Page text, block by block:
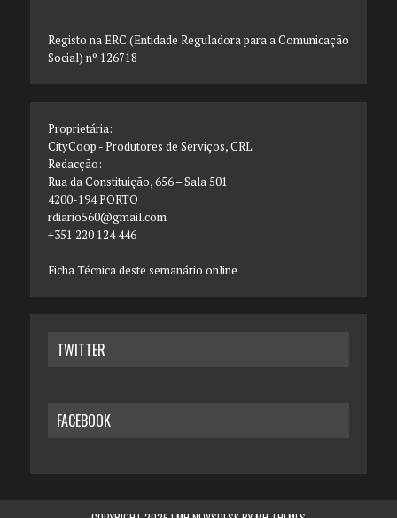
Registo na ERC (Entidade Reguladora para a Comunicação
Social) nº 126718
Proprietária:
CityCoop - Produtores de Serviços, CRL
Redacção:
Rua da Constituição, 656 – Sala 501
4200-194 PORTO
rdiario560@gmail.com
+351 220 124 446
Ficha Técnica deste semanário online
TWITTER
FACEBOOK